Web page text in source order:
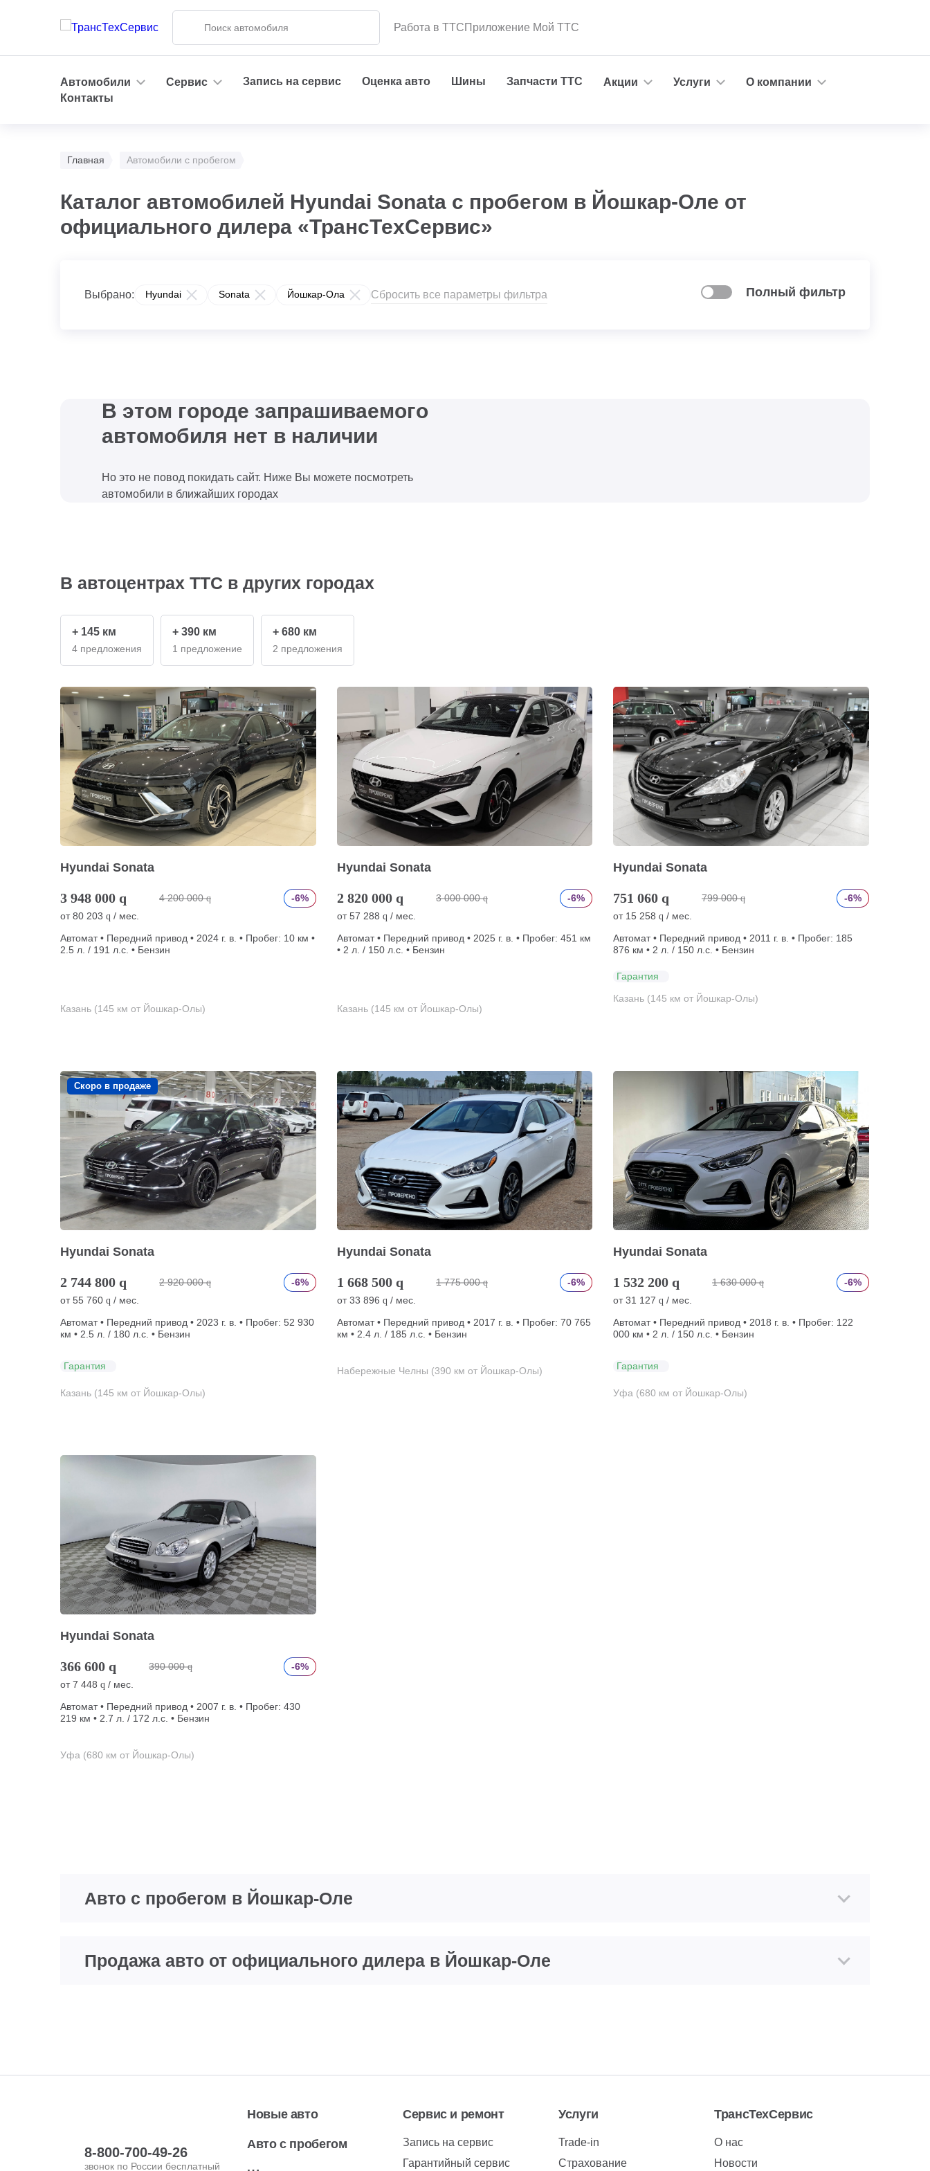
Работа в ТТСПриложение Мой ТТС
Автомобили Сервис Запись на сервис Оценка авто Шины Запчасти ТТС Акции Услуги
О компании
Контакты
Главная Автомобили с пробегом
Каталог автомобилей Hyundai Sonata с пробегом в Йошкар-Оле от
официального дилера «ТрансТехСервис»
Выбрано: Hyundai Sonata Йошкар-Ола Сбросить все параметры фильтра Полный фильтр
В этом городе запрашиваемого
автомобиля нет в наличии
Но это не повод покидать сайт. Ниже Вы можете посмотреть
автомобили в ближайших городах
В автоцентрах ТТС в других городах
+ 145 км
4 предложения
+ 390 км
1 предложение
+ 680 км
2 предложения
Hyundai Sonata
3 948 000 q 4 200 000 q
-6%
от80 203 q / мес.
Автомат • Передний привод • 2024 г. в. • Пробег: 10 км •
2.5 л. / 191 л.с. • Бензин
Казань (145 км от Йошкар-Олы)
Hyundai Sonata
2 820 000 q 3 000 000 q
-6%
от57 288 q / мес.
Автомат • Передний привод • 2025 г. в. • Пробег: 451 км
• 2 л. / 150 л.с. • Бензин
Казань (145 км от Йошкар-Олы)
Hyundai Sonata
751 060 q 799 000 q
-6%
от 15 258 q / мес.
Автомат • Передний привод • 2011 г. в. • Пробег: 185
876 км • 2 л. / 150 л.с. • Бензин
Гарантия
Казань (145 км от Йошкар-Олы)
Скоро в продаже
Hyundai Sonata
2 744 800 q 2 920 000 q
-6%
от55 760 q / мес.
Автомат • Передний привод • 2023 г. в. • Пробег: 52 930
км • 2.5 л. / 180 л.с. • Бензин
Гарантия
Казань (145 км от Йошкар-Олы)
Hyundai Sonata
1 668 500 q 1 775 000 q
-6%
от33 896 q / мес.
Автомат • Передний привод • 2017 г. в. • Пробег: 70 765
км • 2.4 л. / 185 л.с. • Бензин
Набережные Челны (390 км от Йошкар-Олы)
Hyundai Sonata
1 532 200 q 1 630 000 q
-6%
от31 127 q / мес.
Автомат • Передний привод • 2018 г. в. • Пробег: 122
000 км • 2 л. / 150 л.с. • Бензин
Гарантия
Уфа (680 км от Йошкар-Олы)
Hyundai Sonata
366 600 q 390 000 q
-6%
от7 448 q / мес.
Автомат • Передний привод • 2007 г. в. • Пробег: 430
219 км • 2.7 л. / 172 л.с. • Бензин
Уфа (680 км от Йошкар-Олы)
Авто с пробегом в Йошкар-Оле
Продажа авто от официального дилера в Йошкар-Оле
8-800-700-49-26
звонок по России бесплатный
Новые авто
Авто с пробегом
Сервис и ремонт
Запись на сервис
Гарантийный сервис
Услуги
Trade-in
Страхование
ТрансТехСервис
О нас
Новости